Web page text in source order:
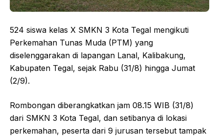
524 siswa kelas X SMKN 3 Kota Tegal mengikuti
Perkemahan Tunas Muda (PTM) yang
diselenggarakan di lapangan Lanal, Kalibakung,
Kabupaten Tegal, sejak Rabu (31/8) hingga Jumat
(2/9).
Rombongan diberangkatkan jam 08.15 WIB (31/8)
dari SMKN 3 Kota Tegal, dan setibanya di lokasi
perkemahan, peserta dari 9 jurusan tersebut tampak